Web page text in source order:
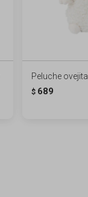
Peluche ovejita
$ 689